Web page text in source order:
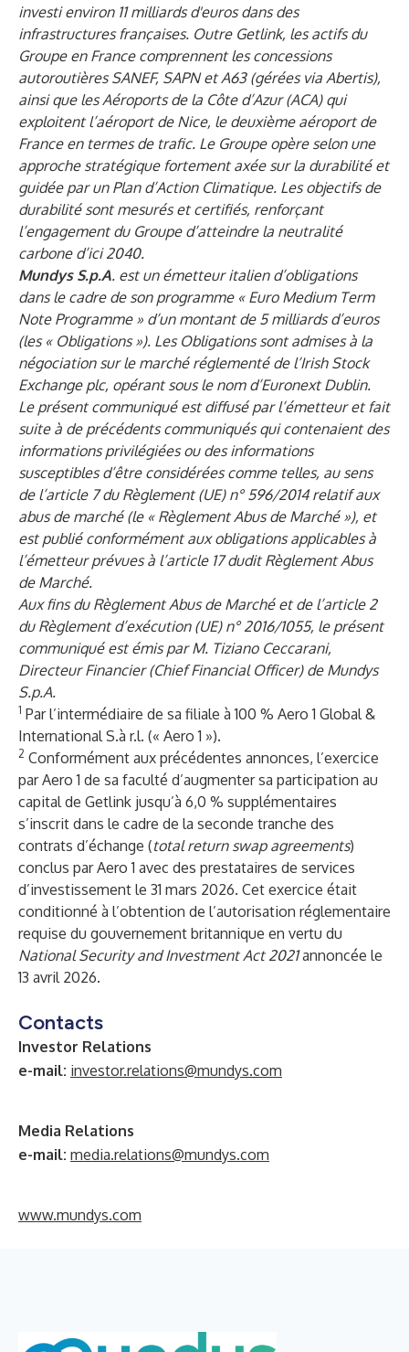
investi environ 11 milliards d'euros dans des
infrastructures françaises. Outre Getlink, les actifs du
Groupe en France comprennent les concessions
autoroutières SANEF, SAPN et A63 (gérées via Abertis),
ainsi que les Aéroports de la Côte d’Azur (ACA) qui
exploitent l’aéroport de Nice, le deuxième aéroport de
France en termes de trafic. Le Groupe opère selon une
approche stratégique fortement axée sur la durabilité et
guidée par un Plan d’Action Climatique. Les objectifs de
durabilité sont mesurés et certifiés, renforçant
l’engagement du Groupe d’atteindre la neutralité
carbone d’ici 2040.
Mundys S.p.A. est un émetteur italien d’obligations
dans le cadre de son programme « Euro Medium Term
Note Programme » d’un montant de 5 milliards d’euros
(les « Obligations »). Les Obligations sont admises à la
négociation sur le marché réglementé de l’Irish Stock
Exchange plc, opérant sous le nom d’Euronext Dublin.
Le présent communiqué est diffusé par l’émetteur et fait
suite à de précédents communiqués qui contenaient des
informations privilégiées ou des informations
susceptibles d’être considérées comme telles, au sens
de l’article 7 du Règlement (UE) n° 596/2014 relatif aux
abus de marché (le « Règlement Abus de Marché »), et
est publié conformément aux obligations applicables à
l’émetteur prévues à l’article 17 dudit Règlement Abus
de Marché.
Aux fins du Règlement Abus de Marché et de l’article 2
du Règlement d’exécution (UE) n° 2016/1055, le présent
communiqué est émis par M. Tiziano Ceccarani,
Directeur Financier (Chief Financial Officer) de Mundys
S.p.A.
1 Par l’intermédiaire de sa filiale à 100 % Aero 1 Global &
International S.à r.l. (« Aero 1 »).
2 Conformément aux précédentes annonces, l’exercice
par Aero 1 de sa faculté d’augmenter sa participation au
capital de Getlink jusqu’à 6,0 % supplémentaires
s’inscrit dans le cadre de la seconde tranche des
contrats d’échange (total return swap agreements)
conclus par Aero 1 avec des prestataires de services
d’investissement le 31 mars 2026. Cet exercice était
conditionné à l’obtention de l’autorisation réglementaire
requise du gouvernement britannique en vertu du
National Security and Investment Act 2021annoncée le
13 avril 2026.
Contacts
Investor Relations
e-mail: investor.relations@mundys.com
Media Relations
e-mail: media.relations@mundys.com
www.mundys.com